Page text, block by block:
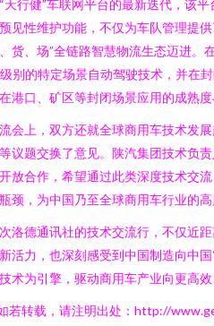
天行健”车联网平台的最新迭代，该
见性维护功能，不仅为车队管理提供
货、场”全链路智慧物流生态迈进。
别的特定场景自动驾驶技术，并在
港口、矿区等封闭场景应用的成熟度
会上，双方还就全球商用车技术发
议题交换了意见。陕汽集团技术负
放合作，希望通过此类深度技术交
颈，为中国乃至全球商用车行业的高
洛德通讯社的技术交流行，不仅近
活力，也深刻感受到中国制造向中
术为引擎，驱动商用车产业向更高
若转载，请注明出处：http://